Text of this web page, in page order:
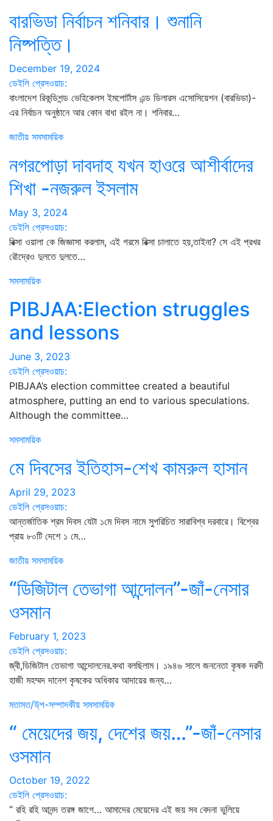
বারভিডা নির্বাচন শনিবার। শুনানি
নিষ্পত্তি।
December 19, 2024
ডেইলি প্রেসওয়াচ:
বাংলাদেশ রিকন্ডিশন্ড ভেহিকেলস ইমপোর্টাস এন্ড ডিলারস এসোসিয়েশন (বারভিডা)-
এর নির্বাচন অনুষ্ঠানে আর কোন বাধা রইল না। শনিবার…
জাতীয় সমসাময়িক
নগরপোড়া দাবদাহ যখন হাওরে আশীর্বাদের
শিখা -নজরুল ইসলাম
May 3, 2024
ডেইলি প্রেসওয়াচ:
রিক্সা ওয়ালা কে জিজ্ঞাসা করলাম, এই গরমে রিক্সা চালাতে হয়,তাইনা? সে এই প্রখর
রৌদ্রেও দুলতে দুলতে…
সমসাময়িক
PIBJAA:Election struggles
and lessons
June 3, 2023
ডেইলি প্রেসওয়াচ:
PIBJAA’s election committee created a beautiful
atmosphere, putting an end to various speculations.
Although the committee…
সমসাময়িক
মে দিবসের ইতিহাস-শেখ কামরুল হাসান
April 29, 2023
ডেইলি প্রেসওয়াচ:
আন্তর্জাতিক শ্রম দিবস যেটা ১মে দিবস নামে সুপরিচিত সারাবিশ্ব দরবারে। বিশ্বের
প্রায় ৮০টি দেশে ১ মে…
জাতীয় সমসাময়িক
“ডিজিটাল তেভাগা আন্দোলন”-জাঁ-নেসার
ওসমান
February 1, 2023
ডেইলি প্রেসওয়াচ:
জ্বী,ডিজিটাল তেভাগা আন্দোলনের.কথা বলছিলাম। ১৯৪৬ সালে জননেতা কৃষক দরদী
হাজী মহম্মদ দানেশ কৃষকের অধিকার আদায়ের জন্য…
মতামত/উ্প-সম্পাদকীয় সমসাময়িক
“ মেয়েদের জয়, দেশের জয়…”-জাঁ-নেসার
ওসমান
October 19, 2022
ডেইলি প্রেসওয়াচ:
“ রহি রহি আনন্দ তরঙ্গ জাগে… আমাদের মেয়েদের এই জয় সব বেদনা ভুলিয়ে